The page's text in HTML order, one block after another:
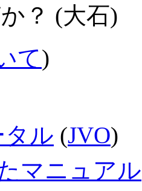
？ (大石)
て)
タル (JVO)
マニュア